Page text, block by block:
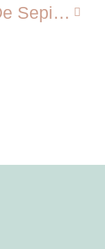
Wok De Sepia, Verduras Y Arroz Integral